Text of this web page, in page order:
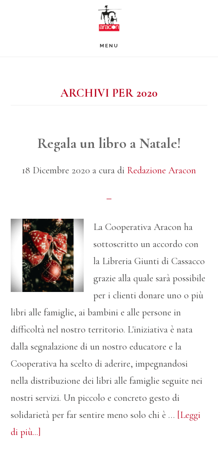
MENU
ARCHIVI PER 2020
Regala un libro a Natale!
18 Dicembre 2020 a cura di Redazione Aracon
La Cooperativa Aracon ha
sottoscritto un accordo con
la Libreria Giunti di Cassacco
grazie alla quale sarà possibile
per i clienti donare uno o più
libri alle famiglie, ai bambini e alle persone in
difficoltà nel nostro territorio. L'iniziativa è nata
dalla segnalazione di un nostro educatore e la
Cooperativa ha scelto di aderire, impegnandosi
nella distribuzione dei libri alle famiglie seguite nei
nostri servizi. Un piccolo e concreto gesto di
solidarietà per far sentire meno solo chi è … [Leggi
di più...]